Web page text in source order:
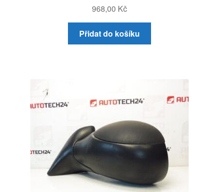
968,00 Kč
Přidat do košíku